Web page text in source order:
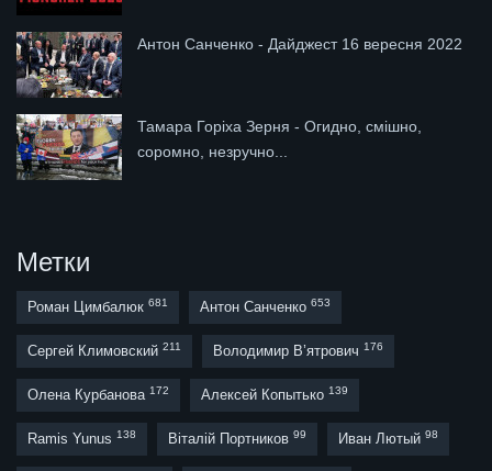
Антон Санченко - Дайджест 16 вересня 2022
Тамара Горіха Зерня - Огидно, смішно,
соромно, незручно...
Метки
Роман Цимбалюк 681 Антон Санченко 653
Сергей Климовский 211 Володимир В’ятрович 176
Олена Курбанова 172 Алексей Копытько 139
Ramis Yunus 138 Віталій Портников 99 Иван Лютый 98